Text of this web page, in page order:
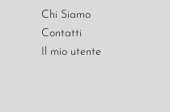
Chi Siamo
Contatti
Il mio utente